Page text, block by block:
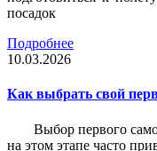
посадок
Подробнее
10.03.2026
Как выбрать свой
Выбор первого
на этом этапе часто